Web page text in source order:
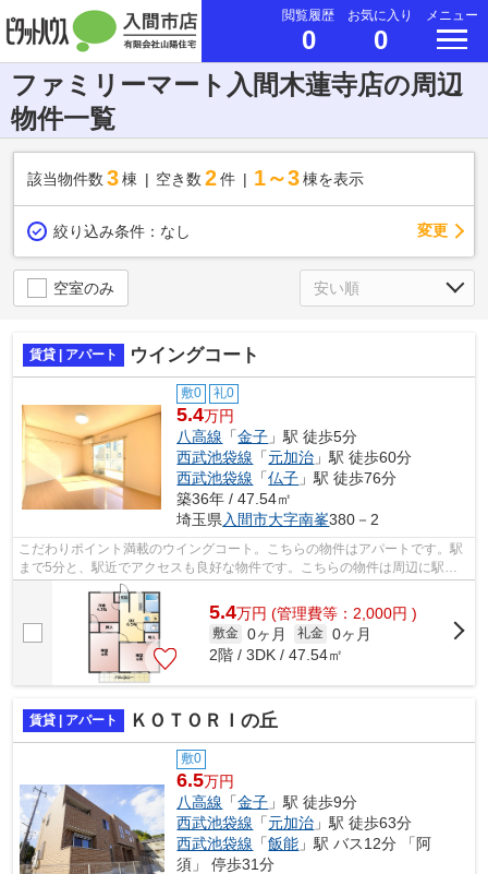
閲覧履歴
0
お気に入り
0
メニュー
ファミリーマート入間木蓮寺店の周辺
物件一覧
該当物件数 3棟 空き数 2 件 1～3 棟を表示
絞り込み条件： なし 変更
空室のみ
賃貸 | アパート ウイングコート
敷0 礼0
5.4万円
八高線 「金子 」駅 徒歩5分
西武池袋線 「元加治 」駅 徒歩60分
西武池袋線 「仏子 」駅 徒歩76分
築36年 / 47.54㎡
埼玉県 入間市大字南峯380－2
こだわりポイント満載のウイングコート。こちらの物件はアパートです。駅
まで5分と、駅近でアクセスも良好な物件です。こちらの物件は周辺に駅が2
つあるので電車へのアクセスが便利な...
5.4万円 (管理費等：2,000円 )
敷金 0ヶ月 礼金 0ヶ月
2階 / 3DK / 47.54㎡
賃貸 | アパート ＫＯＴＯＲＩの丘
敷0
6.5万円
八高線 「金子 」駅 徒歩9分
西武池袋線 「元加治 」駅 徒歩63分
西武池袋線 「飯能 」駅 バス12分 「阿
須」 停歩31分